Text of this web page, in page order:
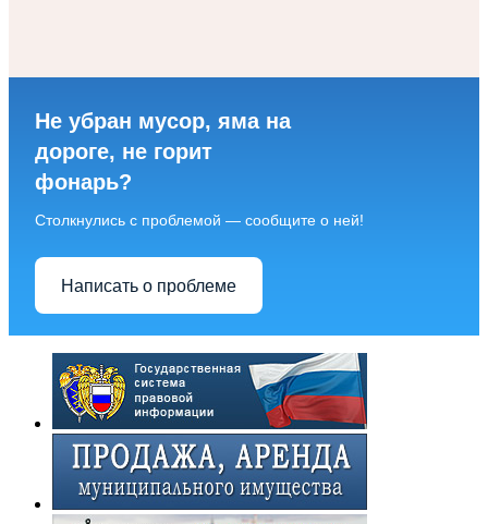
Не убран мусор, яма на
дороге, не горит
фонарь?
Столкнулись с проблемой — сообщите о ней!
Написать о проблеме